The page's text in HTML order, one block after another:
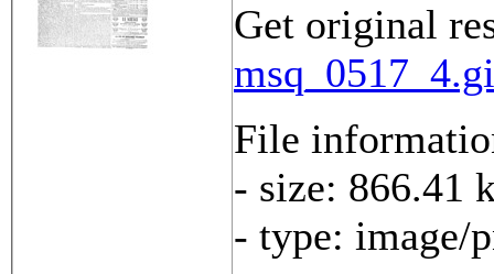
Get original
File
- size: 866.41
- type: image/